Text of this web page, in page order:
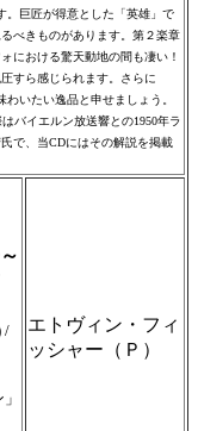
。巨匠が得意とした「英雄」で
べきものがあります。第２楽章
における驚天動地の間も凄い！
すら感じられます。さらに
いたい逸品と申せましょう。
バイエルン放送響との1950年ラ
で、当CDにはその解説を掲載
/
エトヴィン・フィ
ッシャー（Ｐ）